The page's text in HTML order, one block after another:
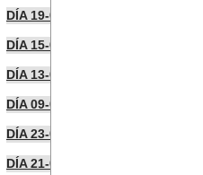
DÍA 19-09-2022
DÍA 15-09-2022
DÍA 13-09-2022
DÍA 09-09-2022
DÍA 23-07-2022
DÍA 21-07-2022